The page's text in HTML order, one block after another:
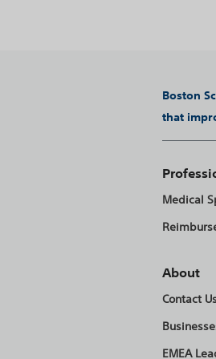
Boston
that
Medical
About
Contact
EMEA